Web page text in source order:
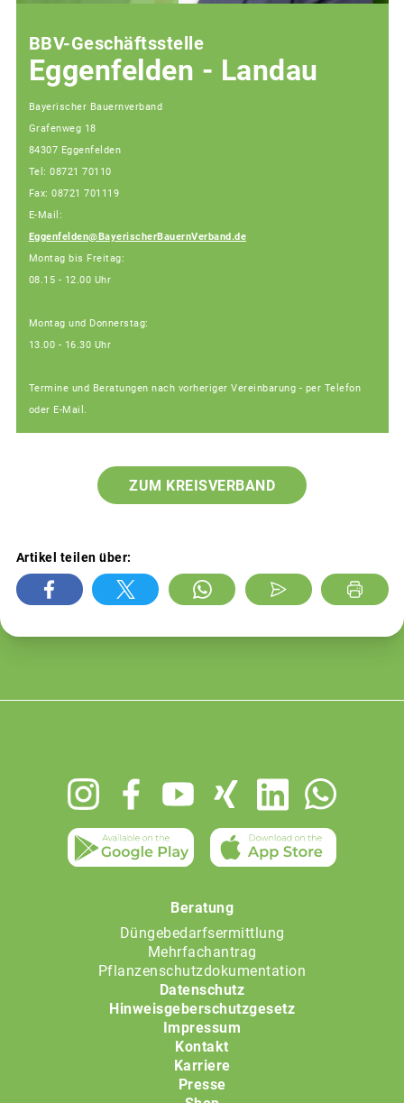
BBV-Geschäftsstelle
Eggenfelden - Landau
Bayerischer Bauernverband
Grafenweg 18
84307 Eggenfelden
Tel: 08721 70110
Fax: 08721 701119
E-Mail:
Eggenfelden@BayerischerBauernVerband.de
Montag bis Freitag:
08.15 - 12.00 Uhr
Montag und Donnerstag:
13.00 - 16.30 Uhr
Termine und Beratungen nach vorheriger Vereinbarung - per Telefon
oder E-Mail.
ZUM KREISVERBAND
Artikel teilen über:
Beratung
Düngebedarfsermittlung
Mehrfachantrag
Pflanzenschutzdokumentation
Datenschutz
Hinweisgeberschutzgesetz
Impressum
Kontakt
Karriere
Presse